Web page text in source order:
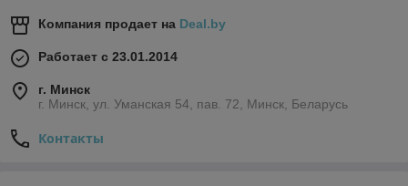
Компания продает на Deal.by
Работает с 23.01.2014
г. Минск
г. Минск, ул. Уманская 54, пав. 72, Минск, Беларусь
Контакты